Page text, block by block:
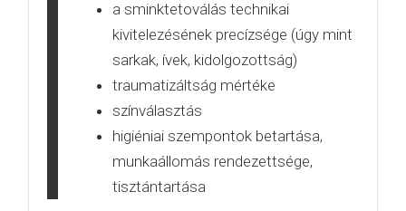
a sminktetoválás technikai
kivitelezésének precízsége (úgy mint
sarkak, ívek, kidolgozottság)
traumatizáltság mértéke
színválasztás
higiéniai szempontok betartása,
munkaállomás rendezettsége,
tisztántartása